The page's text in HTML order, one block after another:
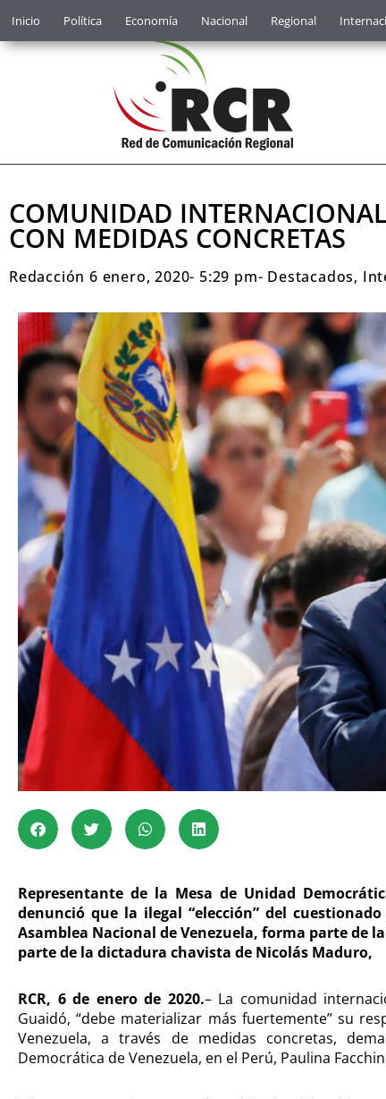
Inicio Política Economía Nacional Regional
COMUNIDAD
CON MEDIDAS CONCRETAS
Redacción 6 enero, 2020- 5:29 pm- Destacados,
Representante de la Mesa de Unidad
denunció que la ilegal “elección” del
Asamblea Nacional de Venezuela, forma parte de
parte de la dictadura chavista de Nicolás Maduro,
RCR, 6 de enero de 2020.– La comunidad
Guaidó, “debe materializar más fuertemente” su
Venezuela, a través de medidas concretas,
Democrática de Venezuela, en el Perú, Paulina